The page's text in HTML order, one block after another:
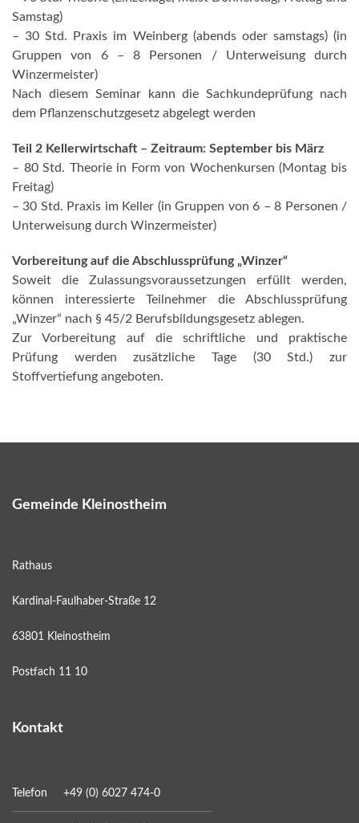
Samstag)
– 30 Std. Praxis im Weinberg (abends oder samstags) (in
Gruppen von 6 – 8 Personen / Unterweisung durch
Winzermeister)
Nach diesem Seminar kann die Sachkundeprüfung nach
dem Pflanzenschutzgesetz abgelegt werden
Teil 2 Kellerwirtschaft – Zeitraum: September bis März
– 80 Std. Theorie in Form von Wochenkursen (Montag bis
Freitag)
– 30 Std. Praxis im Keller (in Gruppen von 6 – 8 Personen /
Unterweisung durch Winzermeister)
Vorbereitung auf die Abschlussprüfung „Winzer“
Soweit die Zulassungsvoraussetzungen erfüllt werden,
können interessierte Teilnehmer die Abschlussprüfung
„Winzer“ nach § 45/2 Berufsbildungsgesetz ablegen.
Zur Vorbereitung auf die schriftliche und praktische
Prüfung werden zusätzliche Tage (30 Std.) zur
Stoffvertiefung angeboten.
Gemeinde Kleinostheim
Rathaus
Kardinal-Faulhaber-Straße 12
63801 Kleinostheim
Postfach 11 10
Kontakt
Telefon +49 (0) 6027 474-0